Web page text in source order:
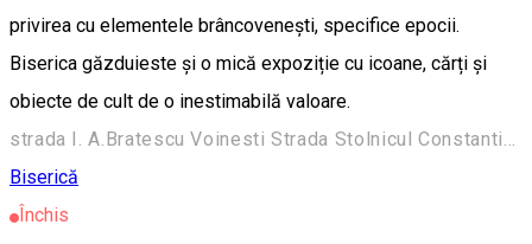
privirea cu elementele brâncovenești, specifice epocii.
Biserica găzduieste și o mică expoziție cu icoane, cărți și
obiecte de cult de o inestimabilă valoare.
Biserică
Închis